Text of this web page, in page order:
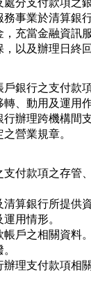
處分支付款項之銀
事業於清算銀
，充當金融資訊
，以及辦理日終
銀行之支付款
、動用及運用作
辦理跨機構間
營業規章。
付款項之存管
算銀行所提供
用情形。
戶之相關資料。
理支付款項相